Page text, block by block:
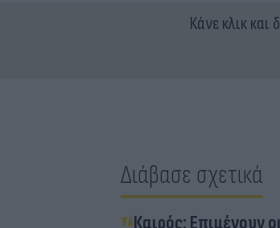
Κάνε κλικ και
Διάβασε σχετικά
Καιρός: Επιμένουν